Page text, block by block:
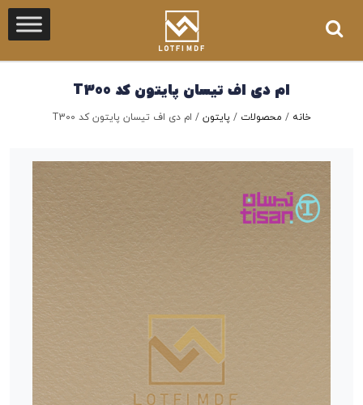
ام دی اف تیسان پایتون کد T300
خانه / محصولات / پایتون / ام دی اف تیسان پایتون کد T300